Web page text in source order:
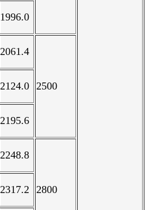
1996.0
2061.4
2500
2124.0
2195.6
2248.8
2800
2317.2